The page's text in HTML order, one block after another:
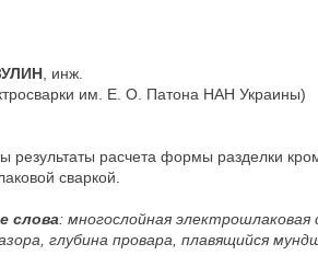
, инж.
им. Е. О. Патона НАН Украины)
результаты расчета формы разделки
сваркой.
слова: многослойная
глубина провара, плавящийся